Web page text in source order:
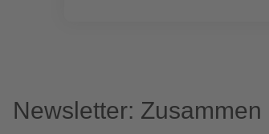
Newsletter: